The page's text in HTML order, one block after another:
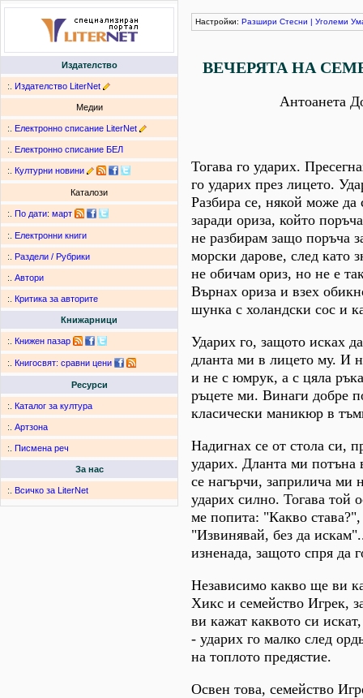
Издателство
:. Издателство LiterNet
Медии
:. Електронно списание LiterNet
:. Електронно списание БЕЛ
:. Културни новини
Каталози
:. По дати: март
:. Електронни книги
:. Раздели / Рубрики
:. Автори
:. Критика за авторите
Книжарници
:. Книжен пазар
:. Книгосвят: сравни цени
Ресурси
:. Каталог за култура
:. Артзона
:. Писмена реч
За нас
:. Всичко за LiterNet
Настройки: Разшири Стесни | Уголеми
ВЕЧЕРЯТА НА
Антоанета
Toгава го ударих.
го ударих през лицето.
Разбира се, някой може
заради ориза, който
не разбирам защо поръча
морски дарове, след като
не обичам ориз, но не е
Върнах ориза и взех
шунка c холандcки соc и
Ударих го, защото исках
дланта ми в лицето му. И
и не с юмрук, а с цяла
ръцете ми. Винаги добре
класически маникюр в
Надигнах се от стола си,
ударих. Дланта ми потъна
се нагърчи, заприлича ми
ударих силно. Тогава той
ме попита: "Какво
"Извинявай, без да
изненада, защото спря да
Независимо какво ще ви
Хикс и семейство Игрек,
ви кажат каквото си
- ударих го малко след
на топлото предястие.
Освен това, семейство